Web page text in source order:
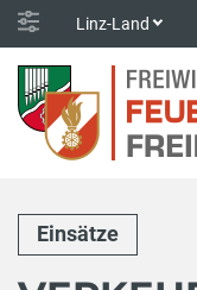
Linz-Land
Einsätze